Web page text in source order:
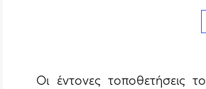
Οι έντονες τοποθετήσεις